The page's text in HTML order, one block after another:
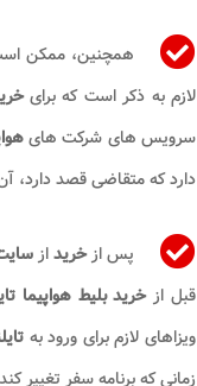
همچنین، ممکن
لازم به ذکر است که برای
سرویس های شرکت های
دارد که متقاضی قصد دارد،
پس ازخریداز
قبل ازخرید بلیط هواپیما
ویزاهای لازم برای ورود به
زمانی که برنامه سفر تغییر